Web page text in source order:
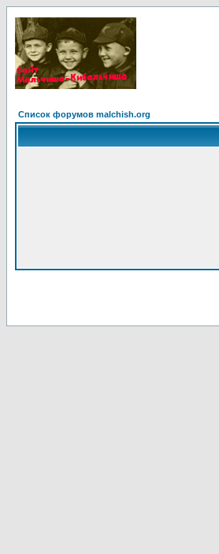
Список форумов malchish.org